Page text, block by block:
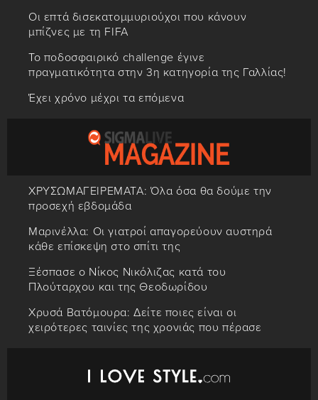
Οι επτά δισεκατομμυριούχοι που κάνουν
μπίζνες με τη FIFA
Το ποδοσφαιρικό challenge έγινε
πραγματικότητα στην 3η κατηγορία της Γαλλίας!
Έχει χρόνο μέχρι τα επόμενα
ΧΡΥΣΩΜΑΓΕΙΡΕΜΑΤΑ: Όλα όσα θα δούμε την
προσεχή εβδομάδα
Μαρινέλλα: Οι γιατροί απαγορεύουν αυστηρά
κάθε επίσκεψη στο σπίτι της
Ξέσπασε ο Νίκος Νικόλιζας κατά του
Πλούταρχου και της Θεοδωρίδου
Χρυσά Βατόμουρα: Δείτε ποιες είναι οι
χειρότερες ταινίες της χρονιάς που πέρασε